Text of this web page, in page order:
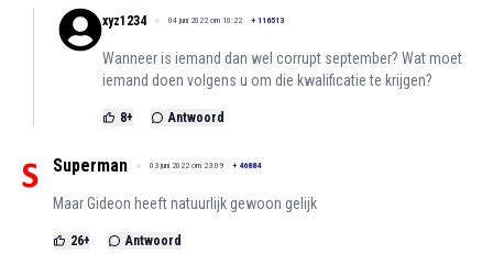
xyz1234 04 juni 2022 om 10:22 + 116513
Wanneer is iemand dan wel corrupt september? Wat moet
iemand doen volgens u om die kwalificatie te krijgen?
8+ Antwoord
Superman 03 juni 2022 om 23:09 + 46884
Maar Gideon heeft natuurlijk gewoon gelijk
26+ Antwoord